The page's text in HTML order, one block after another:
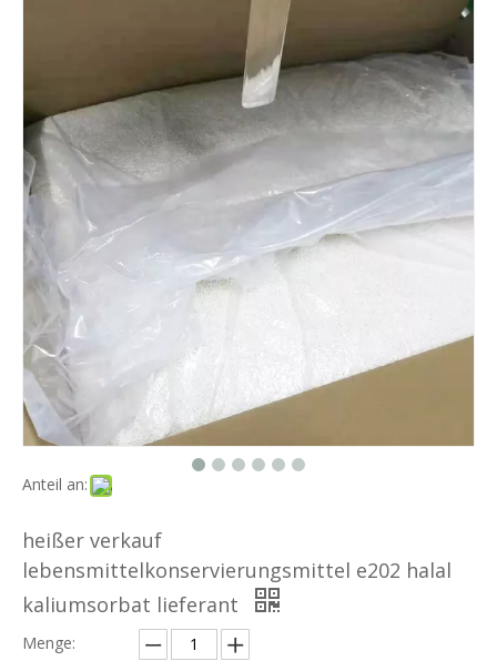
Anteil an:
heißer verkauf
lebensmittelkonservierungsmittel e202 halal
kaliumsorbat lieferant
Menge: